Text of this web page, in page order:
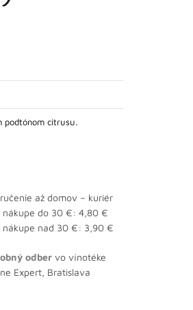
podtónom citrusu.
až domov – kuriér
nákupe do 30 €: 4,80 €
nákupe nad 30 €: 3,90 €
odbervo vínotéke
Expert, Bratislava